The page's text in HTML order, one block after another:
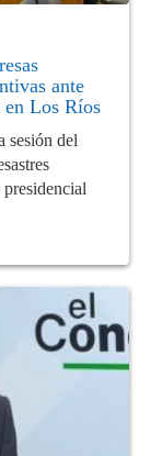
ante
Los Ríos
sesión del